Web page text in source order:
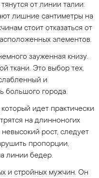
от линии талии:
лишние сантиметры на
стоит отказаться от
элементов.
зауженная книзу.
ткани. Это выбор тех,
и
большого города.
идет практически
на длинноногих
рост, следует
пропорции,
линии бедер.
и стройных мужчин. Он